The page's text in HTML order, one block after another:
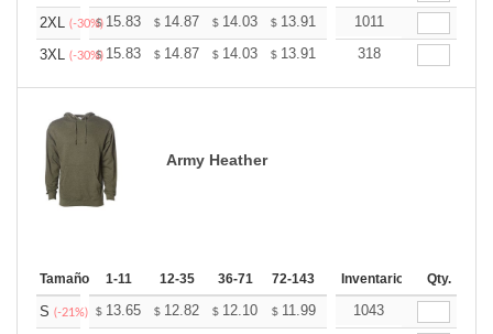
2XL (-30%)
$ 15.83 $ 14.87 $ 14.03 $ 13.91 13.67
1011
3XL (-30%)
$ 15.83 $ 14.87 $ 14.03 $ 13.91 13.67
318
Army Heather
Tamaño 1-11 12-35 36-71 72-143 144-287 288 +
Inventario Qty.
S (-21%) $ 13.65 $ 12.82 $ 12.10 $ 11.99 11.79
1043